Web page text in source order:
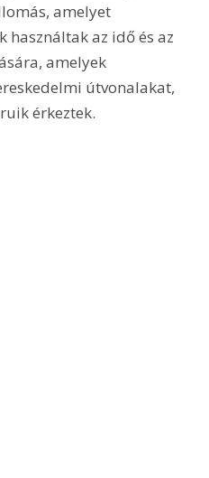
amelyet
használtak az idő és az
amelyek
útvonalakat,
érkeztek.